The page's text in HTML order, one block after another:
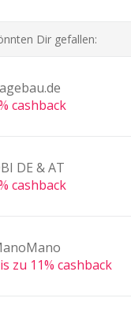
Dir gefallen:
cashback
DE & AT
cashback
zu 11% cashback